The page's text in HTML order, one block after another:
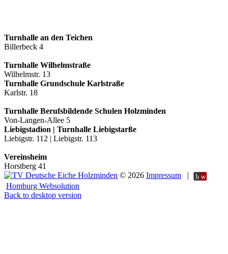
Turnhalle an den Teichen
Billerbeck 4
Turnhalle Wilhelmstraße
Wilhelmstr. 13
Turnhalle Grundschule Karlstraße
Karlstr. 18
Turnhalle Berufsbildende Schulen Holzminden
Von-Langen-Allee 5
Liebigstadion | Turnhalle Liebigstarße
Liebigstr. 112 | Liebigstr. 113
Vereinsheim
Horstberg 41
© 2026 Impressum |
Homburg Websolution
Back to desktop version